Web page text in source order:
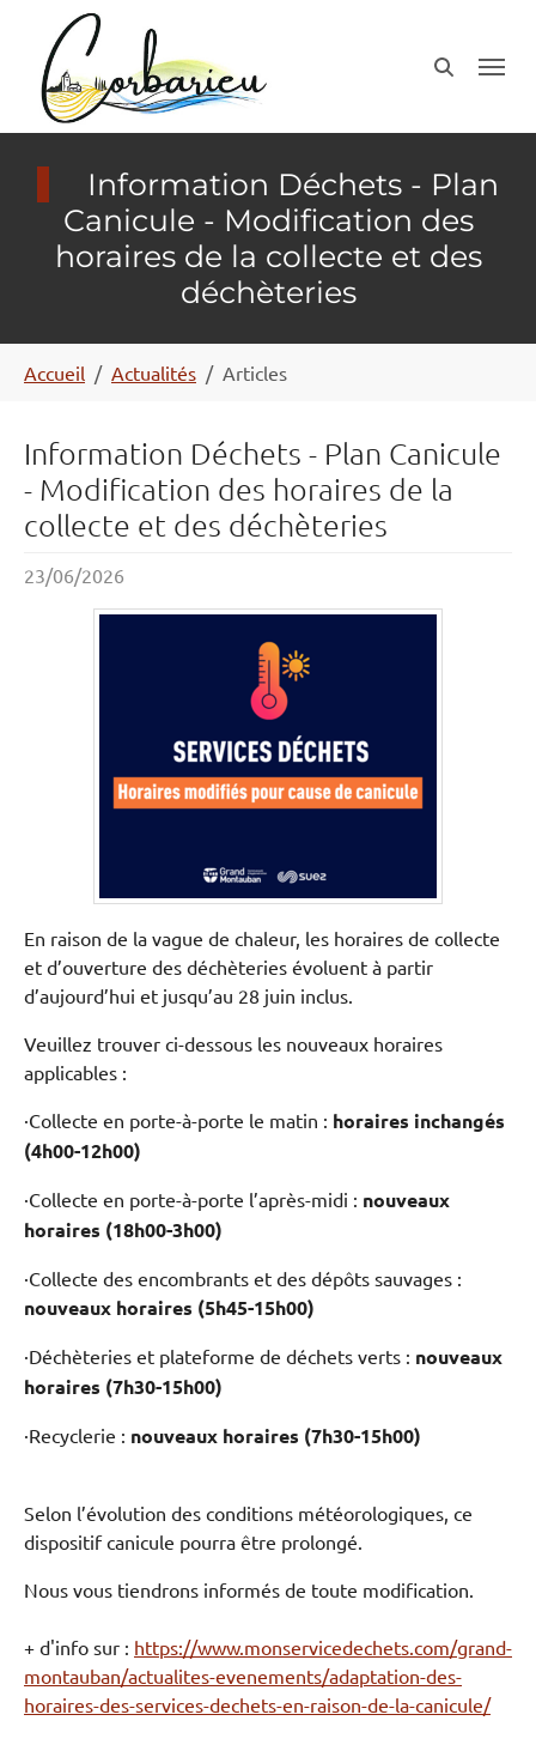
Aller au contenu principal
Information Déchets - Plan
Canicule - Modification des
horaires de la collecte et des
déchèteries
Accueil Actualités Articles
Information Déchets - Plan Canicule
- Modification des horaires de la
collecte et des déchèteries
23/06/2026
En raison de la vague de chaleur, les horaires de collecte
et d’ouverture des déchèteries évoluent à partir
d’aujourd’hui et jusqu’au 28 juin inclus.
Veuillez trouver ci-dessous les nouveaux horaires
applicables :
·Collecte en porte-à-porte le matin : horaires inchangés
(4h00-12h00)
·Collecte en porte-à-porte l’après-midi : nouveaux
horaires (18h00-3h00)
·Collecte des encombrants et des dépôts sauvages :
nouveaux horaires (5h45-15h00)
·Déchèteries et plateforme de déchets verts : nouveaux
horaires (7h30-15h00)
·Recyclerie : nouveaux horaires (7h30-15h00)
Selon l’évolution des conditions météorologiques, ce
dispositif canicule pourra être prolongé.
Nous vous tiendrons informés de toute modification.
+ d'info sur : https://www.monservicedechets.com/grand-
montauban/actualites-evenements/adaptation-des-
horaires-des-services-dechets-en-raison-de-la-canicule/
Panneau de gestion des cookies